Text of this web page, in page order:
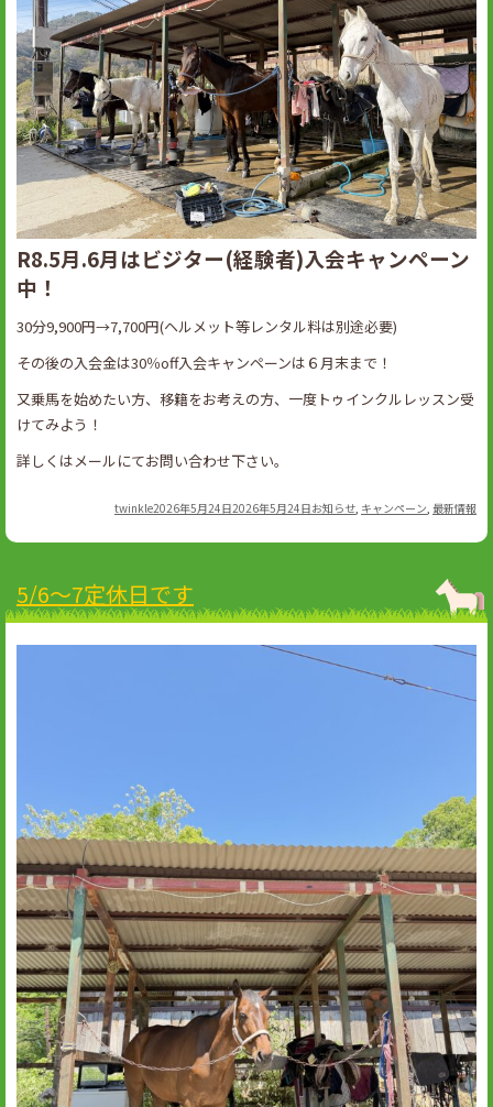
R8.5月.6月はビジター(経験者)入会キャンペーン
中！
30分9,900円→7,700円(ヘルメット等レンタル料は別途必要)
その後の入会金は30％off入会キャンペーンは６月末まで！
又乗馬を始めたい方、移籍をお考えの方、一度トゥインクルレッスン受
けてみよう！
詳しくはメールにてお問い合わせ下さい。
Author
twinklePosted
2026年5月24日2026年5月24日Categories
お知らせ キャンペーン 最新情報
5/6～7定休日です